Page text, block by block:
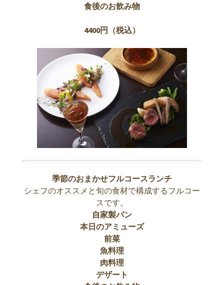
食後のお飲み物
4400円（税込）
季節のおまかせフルコースランチ
シェフのオススメと旬の食材で構成するフルコー
スです。
自家製パン
本日のアミューズ
前菜
魚料理
肉料理
デザート